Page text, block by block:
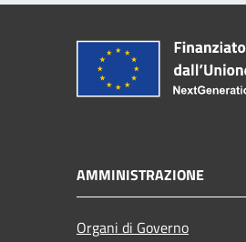
AMMINISTRAZIONE
Organi di Governo